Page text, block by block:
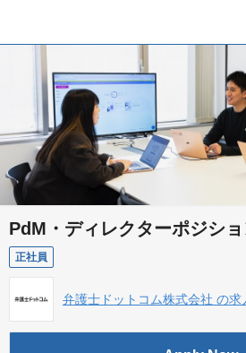
PdM・ディレクターポジシ
正社員
弁護士ドットコム株式会社 の求